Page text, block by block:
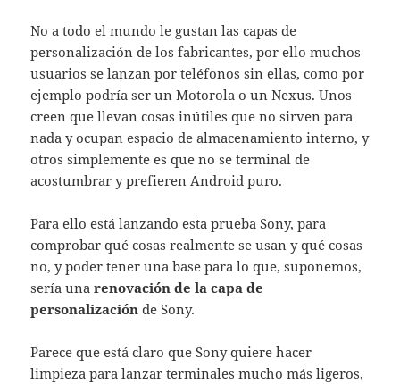
No a todo el mundo le gustan las capas de
personalización de los fabricantes, por ello muchos
usuarios se lanzan por teléfonos sin ellas, como por
ejemplo podría ser un Motorola o un Nexus. Unos
creen que llevan cosas inútiles que no sirven para
nada y ocupan espacio de almacenamiento interno, y
otros simplemente es que no se terminal de
acostumbrar y prefieren Android puro.
Para ello está lanzando esta prueba Sony, para
comprobar qué cosas realmente se usan y qué cosas
no, y poder tener una base para lo que, suponemos,
sería unarenovación de la capa de
personalización de Sony.
Parece que está claro que Sony quiere hacer
limpieza para lanzar terminales mucho más ligeros,